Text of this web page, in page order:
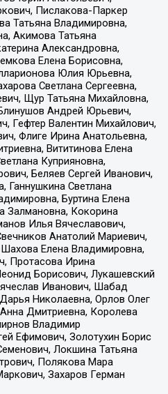
Пислакова-Паркер
Татьяна Владимировна,
Акимова Татьяна
Александровна,
Елена Борисовна,
Юлия Юрьевна,
Светлана Сергеевна,
Щур Татьяна Михайловна,
Андрей Юрьевич,
Гефтер Валентин Михайлович,
Флиге Ирина Анатольевна,
Вититинова Елена
Куприяновна,
Беляев Сергей Иванович,
Ганнушкина Светлана
Буртина Елена
Залмановна, Кокорина
Илья Вячеславович,
Анатолий Мариевич,
Елена Владимировна,
Протасова Ирина
Борисович, Лукашевский
Иванович, Шабад
Николаевна, Орлов Олег
Дмитриевна, Королева
Владимир
Ефимович, Золотухин Борис
Локшина Татьяна
Полякова Мара
Захаров Герман